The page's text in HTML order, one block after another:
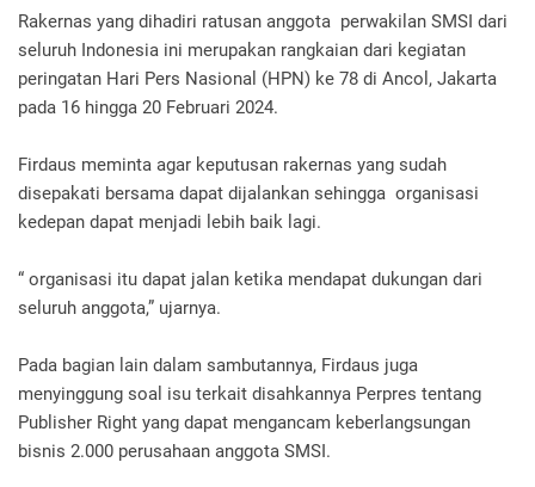
Rakernas yang dihadiri ratusan anggota perwakilan SMSI dari
seluruh Indonesia ini merupakan rangkaian dari kegiatan
peringatan Hari Pers Nasional (HPN) ke 78 di Ancol, Jakarta
pada 16 hingga 20 Februari 2024.
Firdaus meminta agar keputusan rakernas yang sudah
disepakati bersama dapat dijalankan sehingga organisasi
kedepan dapat menjadi lebih baik lagi.
“ organisasi itu dapat jalan ketika mendapat dukungan dari
seluruh anggota,” ujarnya.
Pada bagian lain dalam sambutannya, Firdaus juga
menyinggung soal isu terkait disahkannya Perpres tentang
Publisher Right yang dapat mengancam keberlangsungan
bisnis 2.000 perusahaan anggota SMSI.